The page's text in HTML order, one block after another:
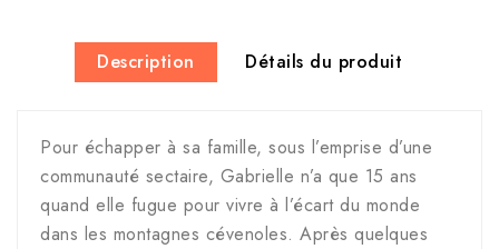
Description Détails du produit
Pour échapper à sa famille, sous l’emprise d’une
communauté sectaire, Gabrielle n’a que 15 ans
quand elle fugue pour vivre à l’écart du monde
dans les montagnes cévenoles. Après quelques